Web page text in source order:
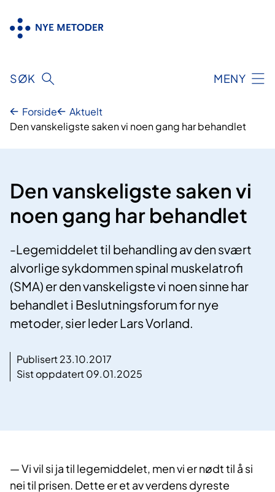
innhold
SØK MENY
Forside
Aktuelt
Den vanskeligste saken vi noen gang har behandlet
Den vanskeligste saken vi
noen gang har behandlet
-Legemiddelet til behandling av den svært
alvorlige sykdommen spinal muskelatrofi
(SMA) er den vanskeligste vi noen sinne har
behandlet i Beslutningsforum for nye
metoder, sier leder Lars Vorland.
Publisert 23.10.2017
Sist oppdatert 09.01.2025
​— Vi vil si ja til legemiddelet, men vi er nødt til å si
nei til prisen. Dette er et av verdens dyreste